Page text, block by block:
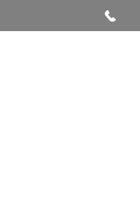
Administradores.com
Dicas profissionais